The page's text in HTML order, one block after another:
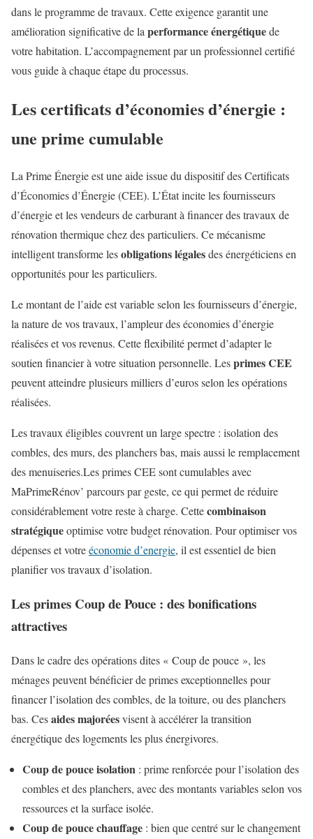
dans le programme de travaux. Cette exigence garantit une
amélioration significative de la performance énergétiquede
votre habitation. L’accompagnement par un professionnel certifié
vous guide à chaque étape du processus.
Les certificats d’économies d’énergie :
une prime cumulable
La Prime Énergie est une aide issue du dispositif des Certificats
d’Économies d’Énergie (CEE). L’État incite les fournisseurs
d’énergie et les vendeurs de carburant à financer des travaux de
rénovation thermique chez des particuliers. Ce mécanisme
intelligent transforme lesobligations légalesdes énergéticiens en
opportunités pour les particuliers.
Le montant de l’aide est variable selon les fournisseurs d’énergie,
la nature de vos travaux, l’ampleur des économies d’énergie
réalisées et vos revenus. Cette flexibilité permet d’adapter le
soutien financier à votre situation personnelle. Lesprimes CEE
peuvent atteindre plusieurs milliers d’euros selon les opérations
réalisées.
Les travaux éligibles couvrent un large spectre : isolation des
combles, des murs, des planchers bas, mais aussi le remplacement
des menuiseries.Les primes CEE sont cumulables avec
MaPrimeRénov’ parcours par geste, ce qui permet de réduire
considérablement votre reste à charge. Cettecombinaison
stratégiqueoptimise votre budget rénovation. Pour optimiser vos
dépenses et votreéconomie d’energie, il est essentiel de bien
planifier vos travaux d’isolation.
Les primes Coup de Pouce : des bonifications
attractives
Dans le cadre des opérations dites « Coup de pouce », les
ménages peuvent bénéficier de primes exceptionnelles pour
financer l’isolation des combles, de la toiture, ou des planchers
bas. Cesaides majoréesvisent à accélérer la transition
énergétique des logements les plus énergivores.
Coup de pouce isolation : prime renforcée pour l’isolation des
combles et des planchers, avec des montants variables selon vos
ressources et la surface isolée.
Coup de pouce chauffage : bien que centré sur le changement